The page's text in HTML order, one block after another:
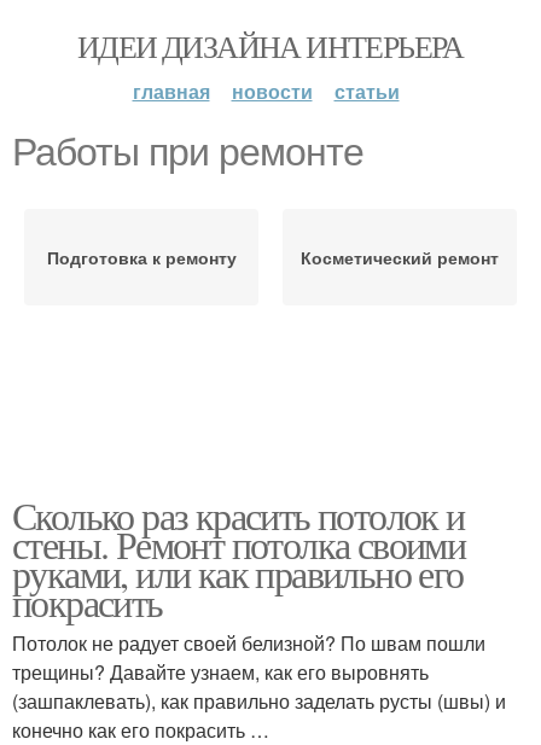
ИДЕИ ДИЗАЙНА ИНТЕРЬЕРА
главная новости статьи
Работы при ремонте
Подготовка к ремонту Косметический ремонт
Сколько раз красить потолок и
стены. Ремонт потолка своими
руками, или как правильно его
покрасить
Потолок не радует своей белизной? По швам пошли
трещины? Давайте узнаем, как его выровнять
(зашпаклевать), как правильно заделать русты (швы) и
конечно как его покрасить …